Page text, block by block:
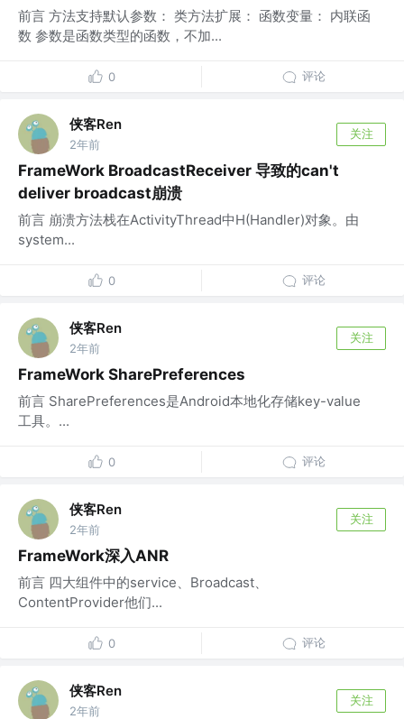
前言 方法支持默认参数： 类方法扩展： 函数变量： 内联函
数 参数是函数类型的函数，不加...
0 评论
侠客Ren
2年前
关注
FrameWork BroadcastReceiver 导致的can't
deliver broadcast崩溃
前言 崩溃方法栈在ActivityThread中H(Handler)对象。由
system...
0 评论
侠客Ren
2年前
关注
FrameWork SharePreferences
前言 SharePreferences是Android本地化存储key-value
工具。...
0 评论
侠客Ren
2年前
关注
FrameWork深入ANR
前言 四大组件中的service、Broadcast、
ContentProvider他们...
0 评论
侠客Ren
2年前
关注